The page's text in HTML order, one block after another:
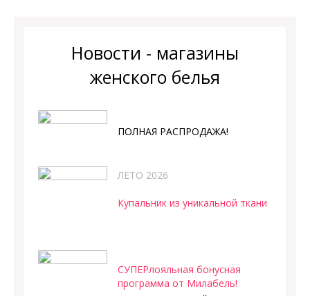
Новости - магазины
женского белья
ПОЛНАЯ РАСПРОДАЖА!
ЛЕТО 2026
Купальник из уникальной ткани
СУПЕРлояльная бонусная
программа от Милабель!